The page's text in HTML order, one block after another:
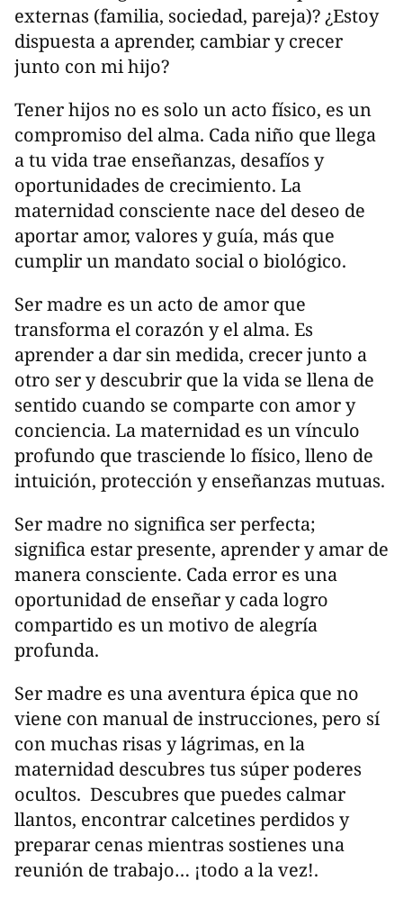
externas (familia, sociedad, pareja)? ¿Estoy
dispuesta a aprender, cambiar y crecer
junto con mi hijo?
Tener hijos no es solo un acto físico, es un
compromiso del alma. Cada niño que llega
a tu vida trae enseñanzas, desafíos y
oportunidades de crecimiento. La
maternidad consciente nace del deseo de
aportar amor, valores y guía, más que
cumplir un mandato social o biológico.
Ser madre es un acto de amor que
transforma el corazón y el alma. Es
aprender a dar sin medida, crecer junto a
otro ser y descubrir que la vida se llena de
sentido cuando se comparte con amor y
conciencia. La maternidad es un vínculo
profundo que trasciende lo físico, lleno de
intuición, protección y enseñanzas mutuas.
Ser madre no significa ser perfecta;
significa estar presente, aprender y amar de
manera consciente. Cada error es una
oportunidad de enseñar y cada logro
compartido es un motivo de alegría
profunda.
Ser madre es una aventura épica que no
viene con manual de instrucciones, pero sí
con muchas risas y lágrimas, en la
maternidad descubres tus súper poderes
ocultos. Descubres que puedes calmar
llantos, encontrar calcetines perdidos y
preparar cenas mientras sostienes una
reunión de trabajo… ¡todo a la vez!.